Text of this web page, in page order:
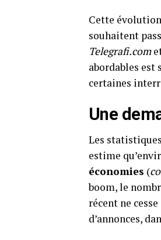
Cette
souhaitent
Telegrafi.com
abordables est
certaines
Une
Les
estime
économies (
boom, le
récent ne
d’annonces,